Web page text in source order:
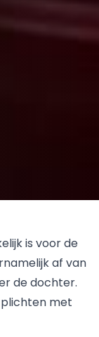
is voor de
af van
de dochter.
met